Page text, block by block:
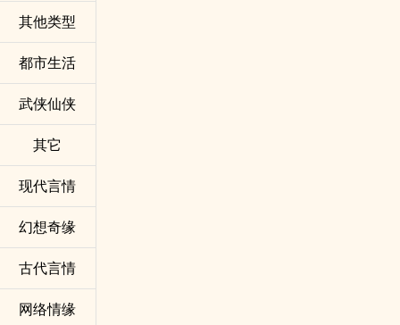
其他类型
都市生活
武侠仙侠
其它
现代言情
幻想奇缘
古代言情
网络情缘